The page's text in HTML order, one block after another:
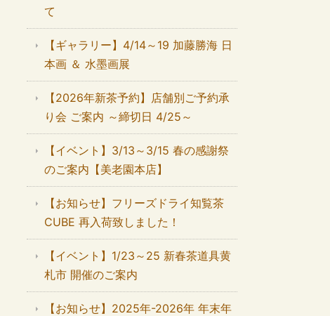
て
【ギャラリー】4/14～19 加藤勝海 日
本画 ＆ 水墨画展
【2026年新茶予約】店舗別ご予約承
り会 ご案内 ～締切日 4/25～
【イベント】3/13～3/15 春の感謝祭
のご案内【美老園本店】
【お知らせ】フリーズドライ知覧茶
CUBE 再入荷致しました！
【イベント】1/23～25 新春茶道具黄
札市 開催のご案内
【お知らせ】2025年-2026年 年末年